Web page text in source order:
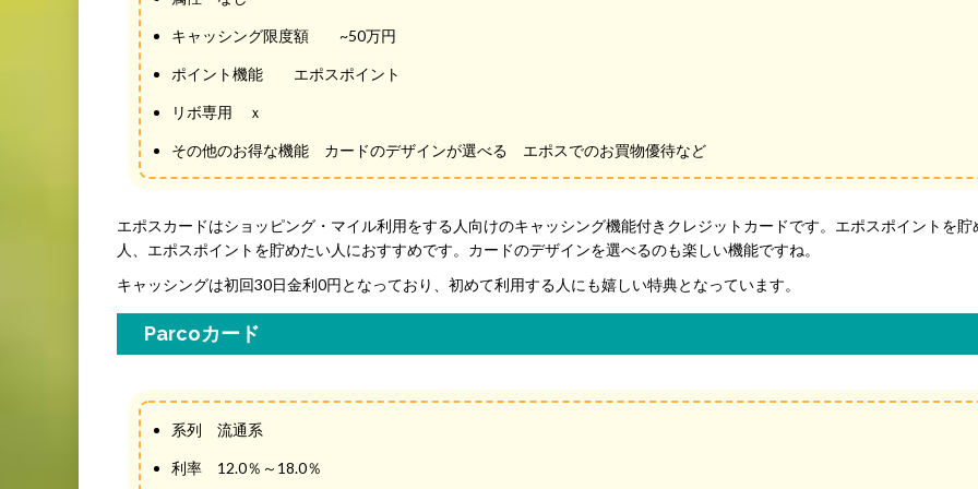
キャッシング限度額 ~50万円
ポイント機能 エポスポイント
リボ専用 ｘ
その他のお得な機能 カードのデザインが選べる エポスでのお買物優待など
エポスカードはショッピング・マイル利用をする人向けのキャッシング機能付きクレジットカードです。エポスポイントを貯
人、エポスポイントを貯めたい人におすすめです。カードのデザインを選べるのも楽しい機能ですね。
キャッシングは初回30日金利0円となっており、初めて利用する人にも嬉しい特典となっています。
Parcoカード
系列 流通系
利率 12.0％～18.0％